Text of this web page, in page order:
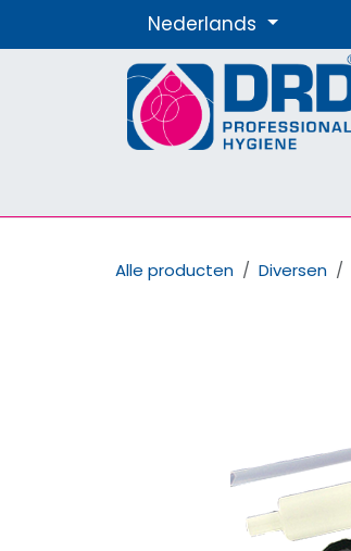
Nederlands
Alle producten Diversen